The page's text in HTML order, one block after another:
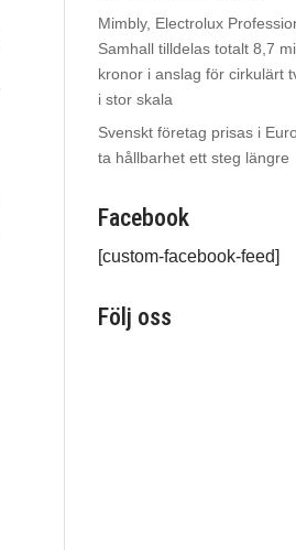
Mimbly, Electrolux
Samhall tilldelas totalt 8,7
kronor i anslag för cirkulärt
i stor skala
Svenskt företag prisas i
ta hållbarhet ett steg längre
Facebook
[custom-facebook-feed]
Följ oss